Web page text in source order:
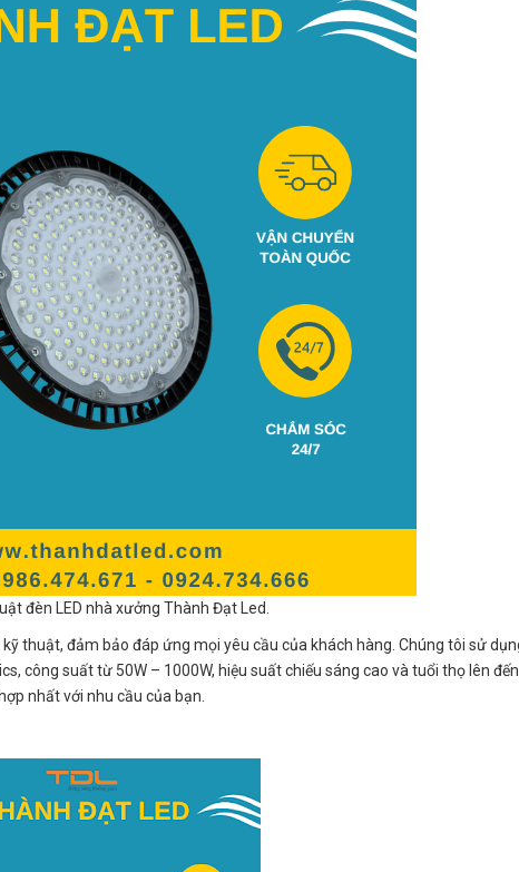
đèn LED nhà xưởng Thành Đạt Led.
thuật, đảm bảo đáp ứng mọi yêu cầu của khách hàng. Chúng tôi sử
công suất từ 50W – 1000W, hiệu suất chiếu sáng cao và tuổi thọ lên
nhất với nhu cầu của bạn.